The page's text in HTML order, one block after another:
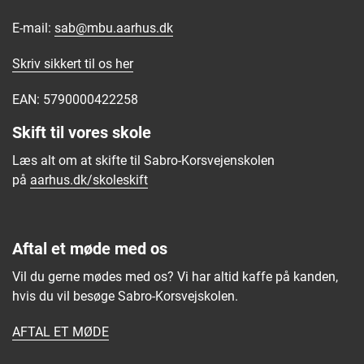
Fremme af god orden i
folkeskolen | Børne– og
Undervisningsministeriet
E-mail: sab@mbu.aarhus.dk
Skriv sikkert til os her
EAN: 5790000422258
Skift til vores skole
Læs alt om at skifte til Sabro-Korsvejenskolen
på aarhus.dk/skoleskift
Aftal et møde med os
Vil du gerne mødes med os? Vi har altid kaffe på kanden,
hvis du vil besøge Sabro-Korsvejskolen.
AFTAL ET MØDE